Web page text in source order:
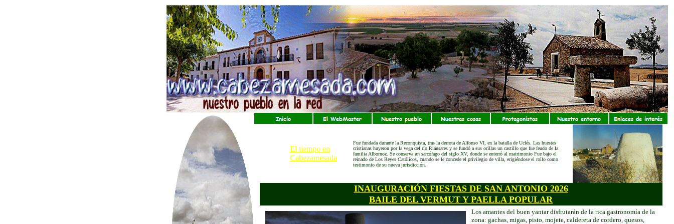
El tiempo en
Cabezamesada
Fue fundada durante la Reconquista, tras la derrota de Alfonso VI, en la batalla de Uclés. Las huestes
cristianas huyeron por la vega del río Riánsares y se fundó a sus orillas un castillo que fue feudo de la
familia Albornoz. Se conserva un sarcófago del siglo XV, donde se enterró al matrimonio Fue bajo el
reinado de Los Reyes Católicos, cuando se le concede el privilegio de villa, erigiéndose el rollo como
testimonio de su nueva jurisdicción.
INAUGURACIÓN FIESTAS DE SAN ANTONIO 2026
BAILE DEL VERMUT Y PAELLA POPULAR
Los amantes del buen yantar disfrutarán de la rica gastronomía de la
zona: gachas, migas, pisto, mojete, caldereta de cordero, quesos,